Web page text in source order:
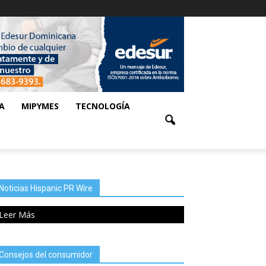
MIPYMES TECNOLOGÍA
Noticias Hispanic PR Wire
Leer Más
del consumidor